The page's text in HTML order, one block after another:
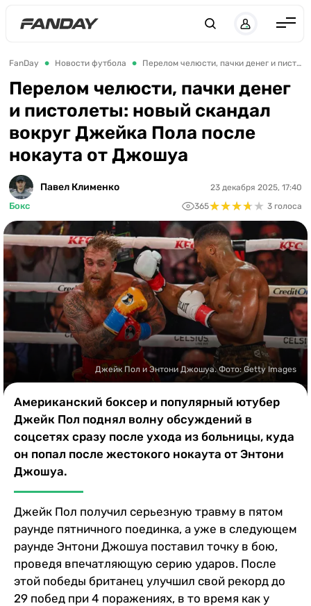
Испания
Германия
Италия
Франция
Украина
ЛЧ
ЛЕ
ЧЕ-2028
Букмекеры
Казино
FanDay Новости футбола Перелом челюсти, пачки денег и пистолеты: новый скандал вокруг Джейка Пола после нокаута от Джошуа
Перелом челюсти, пачки денег
и пистолеты: новый скандал
вокруг Джейка Пола после
нокаута от Джошуа
Павел Клименко
Бокс
23 декабря 2025, 17:40
365★★★★★
★★★★★ 3 голоса
Джейк Пол и Энтони Джошуа. Фото: Getty Images
Американский боксер и популярный ютубер
Джейк Пол поднял волну обсуждений в
соцсетях сразу после ухода из больницы, куда
он попал после жестокого нокаута от Энтони
Джошуа.
Джейк Пол получил серьезную травму в пятом
раунде пятничного поединка, а уже в следующем
раунде Энтони Джошуа поставил точку в бою,
проведя впечатляющую серию ударов. После
этой победы британец улучшил свой рекорд до
29 побед при 4 поражениях, в то время как у